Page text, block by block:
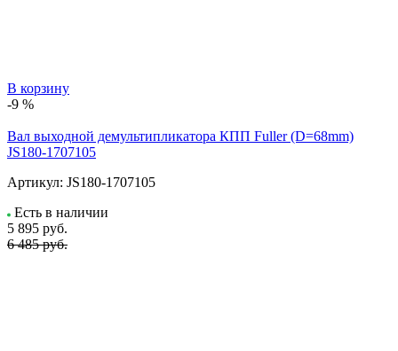
В корзину
-9 %
Вал выходной демультипликатора КПП Fuller (D=68mm)
JS180-1707105
Артикул: JS180-1707105
Есть в наличии
5 895 руб.
6 485 руб.